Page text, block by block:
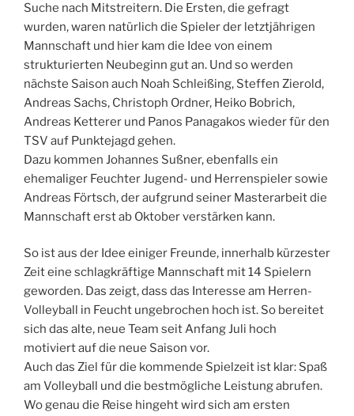
Suche nach Mitstreitern. Die Ersten, die gefragt
wurden, waren natürlich die Spieler der letztjährigen
Mannschaft und hier kam die Idee von einem
strukturierten Neubeginn gut an. Und so werden
nächste Saison auch Noah Schleißing, Steffen Zierold,
Andreas Sachs, Christoph Ordner, Heiko Bobrich,
Andreas Ketterer und Panos Panagakos wieder für den
TSV auf Punktejagd gehen.
Dazu kommen Johannes Sußner, ebenfalls ein
ehemaliger Feuchter Jugend- und Herrenspieler sowie
Andreas Förtsch, der aufgrund seiner Masterarbeit die
Mannschaft erst ab Oktober verstärken kann.
So ist aus der Idee einiger Freunde, innerhalb kürzester
Zeit eine schlagkräftige Mannschaft mit 14 Spielern
geworden. Das zeigt, dass das Interesse am Herren-
Volleyball in Feucht ungebrochen hoch ist. So bereitet
sich das alte, neue Team seit Anfang Juli hoch
motiviert auf die neue Saison vor.
Auch das Ziel für die kommende Spielzeit ist klar: Spaß
am Volleyball und die bestmögliche Leistung abrufen.
Wo genau die Reise hingeht wird sich am ersten